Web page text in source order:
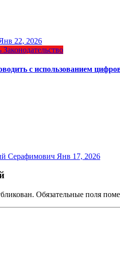
22, 2026
Законодательство
с использованием
Серафимович Янв 17, 2026
Обязательные поля